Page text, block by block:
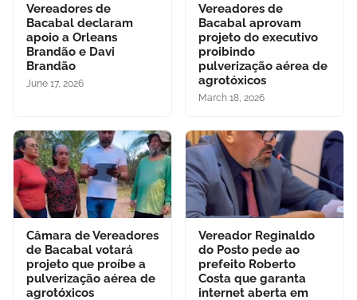
Vereadores de
Bacabal declaram
apoio a Orleans
Brandão e Davi
Brandão
June 17, 2026
Vereadores de
Bacabal aprovam
projeto do executivo
proibindo
pulverização aérea de
agrotóxicos
March 18, 2026
Câmara de Vereadores
de Bacabal votará
projeto que proíbe a
pulverização aérea de
agrotóxicos
Vereador Reginaldo
do Posto pede ao
prefeito Roberto
Costa que garanta
internet aberta em